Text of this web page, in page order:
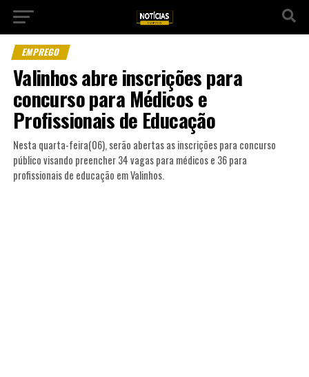
EMPREGO
Valinhos abre inscrições para
concurso para Médicos e
Profissionais de Educação
Nesta quarta-feira(06), serão abertas as inscrições para concurso
público visando preencher 34 vagas para médicos e 36 para
profissionais de educação em Valinhos.